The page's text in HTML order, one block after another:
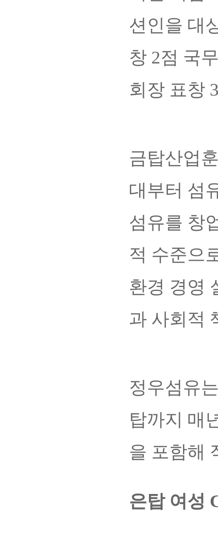
션인을 대
창 2점 국
회장 표창
금탑산업
대부터 섬
섬유를 창
적 수준으
환경 경영
과 사회적
정우섬유
탑까지 매
을 포함해
은탑 여성